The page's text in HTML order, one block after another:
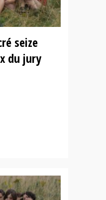
seize
du jury